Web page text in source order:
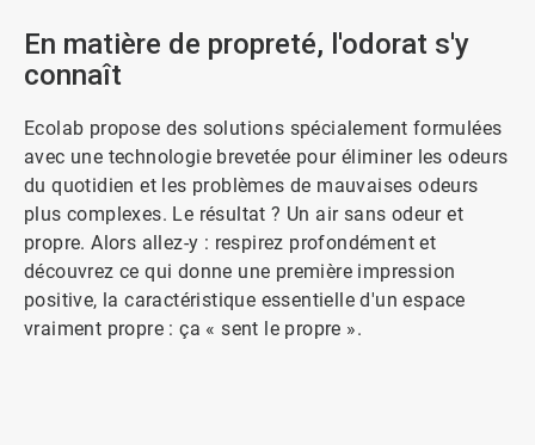
En matière de propreté, l'odorat s'y
connaît
Ecolab propose des solutions spécialement formulées
avec une technologie brevetée pour éliminer les odeurs
du quotidien et les problèmes de mauvaises odeurs
plus complexes. Le résultat ? Un air sans odeur et
propre. Alors allez-y : respirez profondément et
découvrez ce qui donne une première impression
positive, la caractéristique essentielle d'un espace
vraiment propre : ça « sent le propre ».